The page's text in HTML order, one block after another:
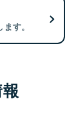
す。